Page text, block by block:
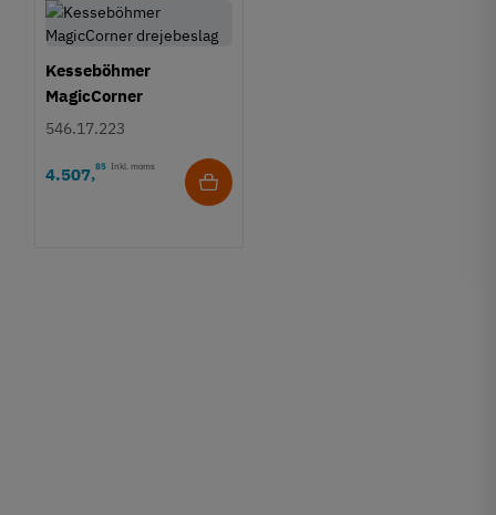
Kesseböhmer
MagicCorner
drejebeslag
546.17.223
4.507,85 Inkl. moms